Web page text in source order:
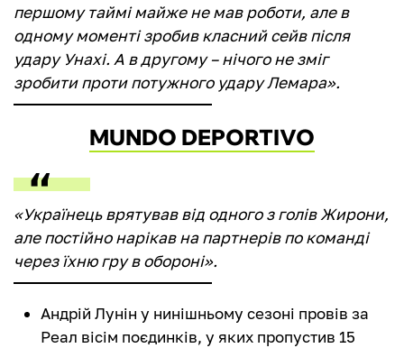
першому таймі майже не мав роботи, але в
одному моменті зробив класний сейв після
удару Унахі. А в другому – нічого не зміг
зробити проти потужного удару Лемара».
MUNDO DEPORTIVO
«Українець врятував від одного з голів Жирони,
але постійно нарікав на партнерів по команді
через їхню гру в обороні».
Андрій Лунін у нинішньому сезоні провів за
Реал вісім поєдинків, у яких пропустив 15